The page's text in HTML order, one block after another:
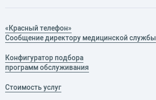
«Красный телефон»
Сообщение директору медицинской службы
Конфигуратор подбора
программ обслуживания
Стоимость услуг